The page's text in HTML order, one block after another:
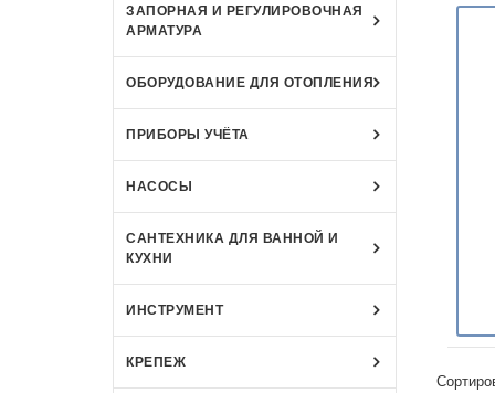
ЗАПОРНАЯ И РЕГУЛИРОВОЧНАЯ
АРМАТУРА
ОБОРУДОВАНИЕ ДЛЯ ОТОПЛЕНИЯ
ПРИБОРЫ УЧЁТА
НАСОСЫ
САНТЕХНИКА ДЛЯ ВАННОЙ И
КУХНИ
ИНСТРУМЕНТ
КРЕПЕЖ